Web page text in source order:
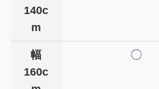
140c
m
幅
160c
◯